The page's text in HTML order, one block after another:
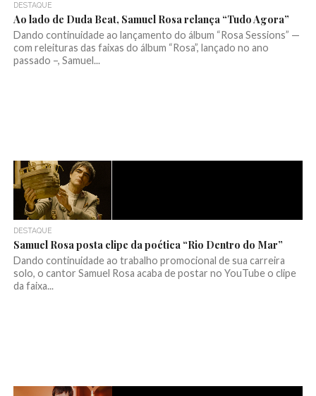
DESTAQUE
Ao lado de Duda Beat, Samuel Rosa relança “Tudo Agora”
Dando continuidade ao lançamento do álbum “Rosa Sessions” —
com releituras das faixas do álbum “Rosa”, lançado no ano
passado –, Samuel...
DESTAQUE
Samuel Rosa posta clipe da poética “Rio Dentro do Mar”
Dando continuidade ao trabalho promocional de sua carreira
solo, o cantor Samuel Rosa acaba de postar no YouTube o clipe
da faixa...